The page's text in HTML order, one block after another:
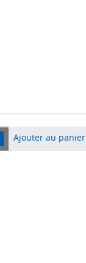
Ajouter au panier